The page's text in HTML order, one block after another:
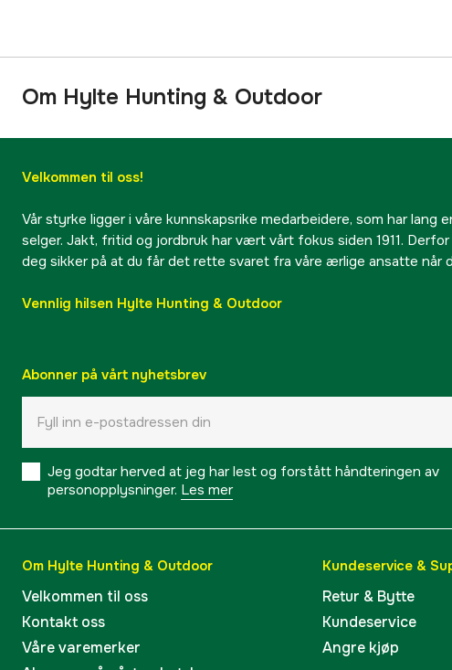
Om Hylte Hunting & Outdoor
Velkommen til oss!
Vår styrke ligger i våre kunnskapsrike medarbeidere, som har lang
selger. Jakt, fritid og jordbruk har vært vårt fokus siden 1911.
deg sikker på at du får det rette svaret fra våre ærlige ansatte når
Vennlig hilsen Hylte Hunting & Outdoor
Abonner på vårt nyhetsbrev
Jeg godtar herved at jeg har lest og forstått håndteringen av
personopplysninger. Les mer
Om Hylte Hunting & Outdoor
Velkommen til oss
Kontakt oss
Våre varemerker
Kundeservice &
Retur & Bytte
Kundeservice
Angre kjøp